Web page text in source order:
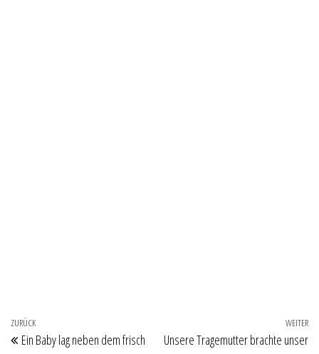
Beitragsnavigation
Vorheriger Beitrag
ZURÜCK
Ein Baby lag neben dem frisch
WEITER
Unsere Tragemutter brachte unser